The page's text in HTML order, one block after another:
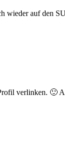
wieder auf den
verlinken. 🙂